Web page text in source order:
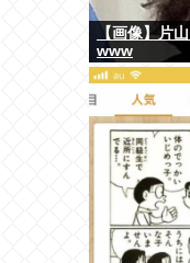
【画像】片
www